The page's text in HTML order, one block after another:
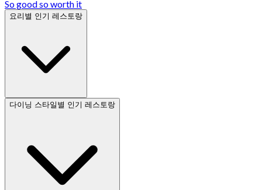
So good so worth it
요리별 인기 레스토랑
다이닝 스타일별 인기 레스토랑